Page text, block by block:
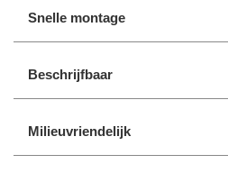
Snelle montage
Beschrijfbaar
Milieuvriendelijk